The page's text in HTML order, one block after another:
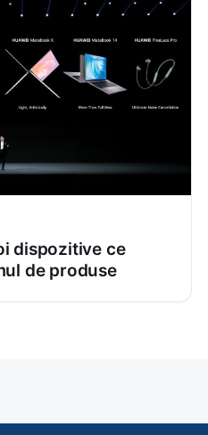
dispozitive ce
de produse